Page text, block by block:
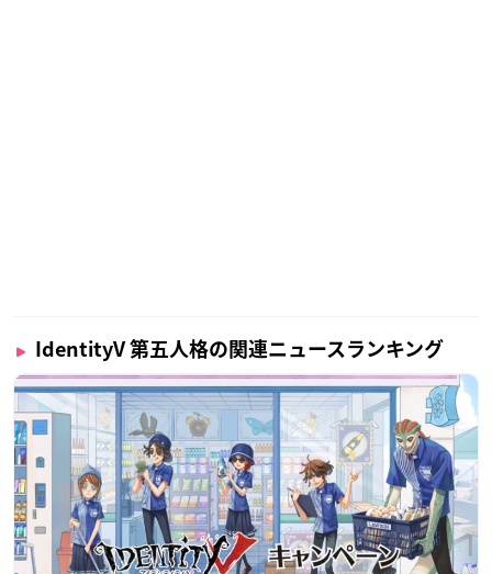
IdentityV 第五人格の関連ニュースランキング